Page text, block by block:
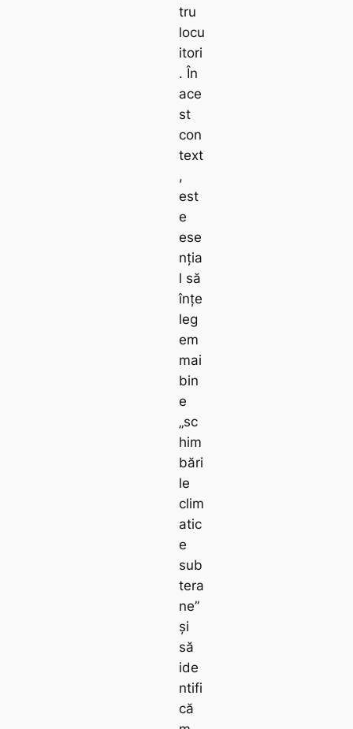
tru
locu
itori
. În
ace
st
con
text
,
est
e
ese
nția
l să
înțe
leg
em
mai
bin
e
„sc
him
bări
le
clim
atic
e
sub
tera
ne”
și
să
ide
ntifi
că